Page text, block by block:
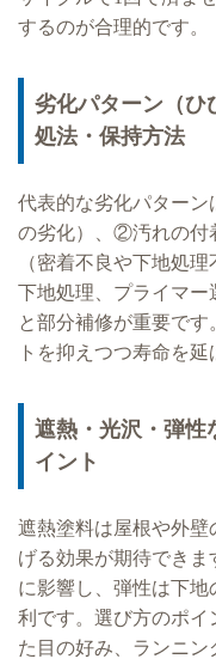
するのが合理的です。
劣化パターン（ひ
処法・保持方法
代表的な劣化パター
の劣化）、②汚れの付
（密着不良や下地処
下地処理、プライマ
と部分補修が重要で
トを抑えつつ寿命を延
遮熱・光沢・弾性
イント
遮熱塗料は屋根や外
げる効果が期待できま
に影響し、弾性は下
利です。選び方のポ
た目の好み、ランニ